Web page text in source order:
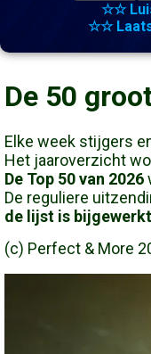
☆☆
☆☆
De 50
Elke week stijgers
Het jaaroverzicht
De Top 50 van 2026
De reguliere
de lijst is
(c) Perfect & More